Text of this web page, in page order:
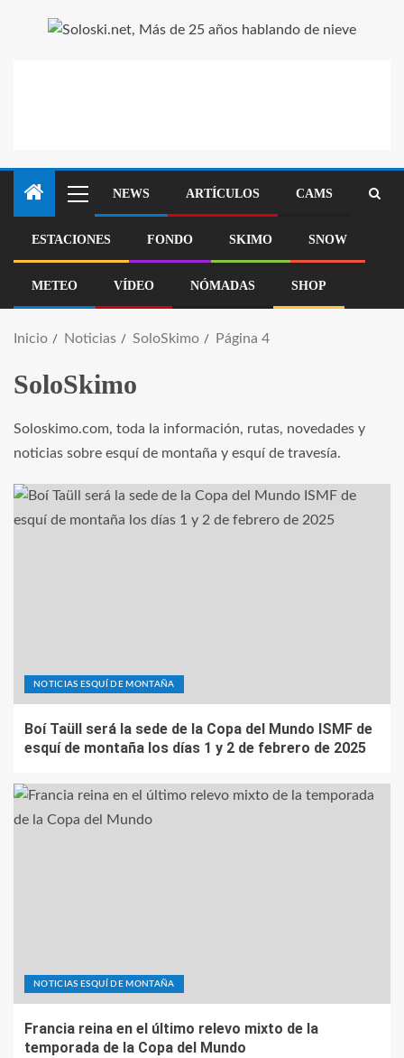
NEWS ARTÍCULOS CAMS
ESTACIONES FONDO SKIMO SNOW
METEO VÍDEO NÓMADAS SHOP
Inicio Noticias SoloSkimo Página 4
SoloSkimo
Soloskimo.com, toda la información, rutas, novedades y
noticias sobre esquí de montaña y esquí de travesía.
NOTICIAS ESQUÍ DE MONTAÑA
Boí Taüll será la sede de la Copa del Mundo ISMF de
esquí de montaña los días 1 y 2 de febrero de 2025
NOTICIAS ESQUÍ DE MONTAÑA
Francia reina en el último relevo mixto de la
temporada de la Copa del Mundo